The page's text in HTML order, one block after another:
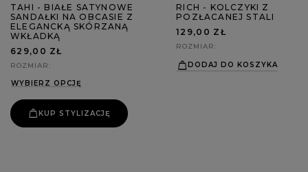
TAHI - BIAŁE SATYNOWE
SANDAŁKI NA OBCASIE Z
ELEGANCKĄ SKÓRZANĄ
WKŁADKĄ
629,00 ZŁ
ROZMIAR
WYBIERZ OPCJĘ
RICH - KOLCZYKI Z
POZŁACANEJ STALI
129,00 ZŁ
ROZMIAR
DODAJ DO KOSZYKA
KUP STYLIZACJĘ